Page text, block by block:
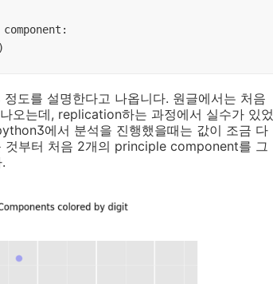
도를 설명한다고 나옵니다. 원글에서는 처음
오는데, replication하는 과정에서 실수가 있었
에서 분석을 진행했을때는 값이 조금 다
것부터 처음 2개의 principle component를 그